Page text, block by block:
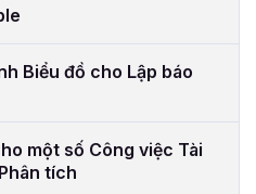
Biểu đồ cho Lập báo
một số Công việc Tài
tích